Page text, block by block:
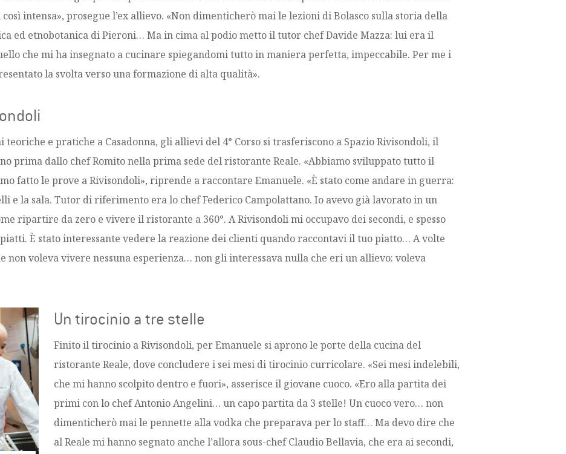
intensa», prosegue l’ex allievo. «Non dimenticherò mai le lezioni di Bolasco sulla storia della
ed etnobotanica di Pieroni… Ma in cima al podio metto il tutor chef Davide Mazza: lui era il
che mi ha insegnato a cucinare spiegandomi tutto in maniera perfetta, impeccabile. Per me i
la svolta verso una formazione di alta qualità».
teoriche e pratiche a Casadonna, gli allievi del 4° Corso si trasferiscono a Spazio Rivisondoli, il
prima dallo chef Romito nella prima sede del ristorante Reale. «Abbiamo sviluppato tutto il
fatto le prove a Rivisondoli», riprende a raccontare Emanuele. «È stato come andare in guerra:
e la sala. Tutor di riferimento era lo chef Federico Campolattano. Io avevo già lavorato in un
ripartire da zero e vivere il ristorante a 360°. A Rivisondoli mi occupavo dei secondi, e spesso
È stato interessante vedere la reazione dei clienti quando raccontavi il tuo piatto… A volte
non voleva vivere nessuna esperienza… non gli interessava nulla che eri un allievo: voleva
Un tirocinio a tre stelle
Finito il tirocinio a Rivisondoli, per Emanuele si aprono le porte della cucina del
ristorante Reale, dove concludere i sei mesi di tirocinio curricolare. «Sei mesi indelebili,
che mi hanno scolpito dentro e fuori», asserisce il giovane cuoco. «Ero alla partita dei
primi con lo chef Antonio Angelini… un capo partita da 3 stelle! Un cuoco vero… non
dimenticherò mai le pennette alla vodka che preparava per lo staff… Ma devo dire che
al Reale mi hanno segnato anche l’allora sous-chef Claudio Bellavia, che era ai secondi,